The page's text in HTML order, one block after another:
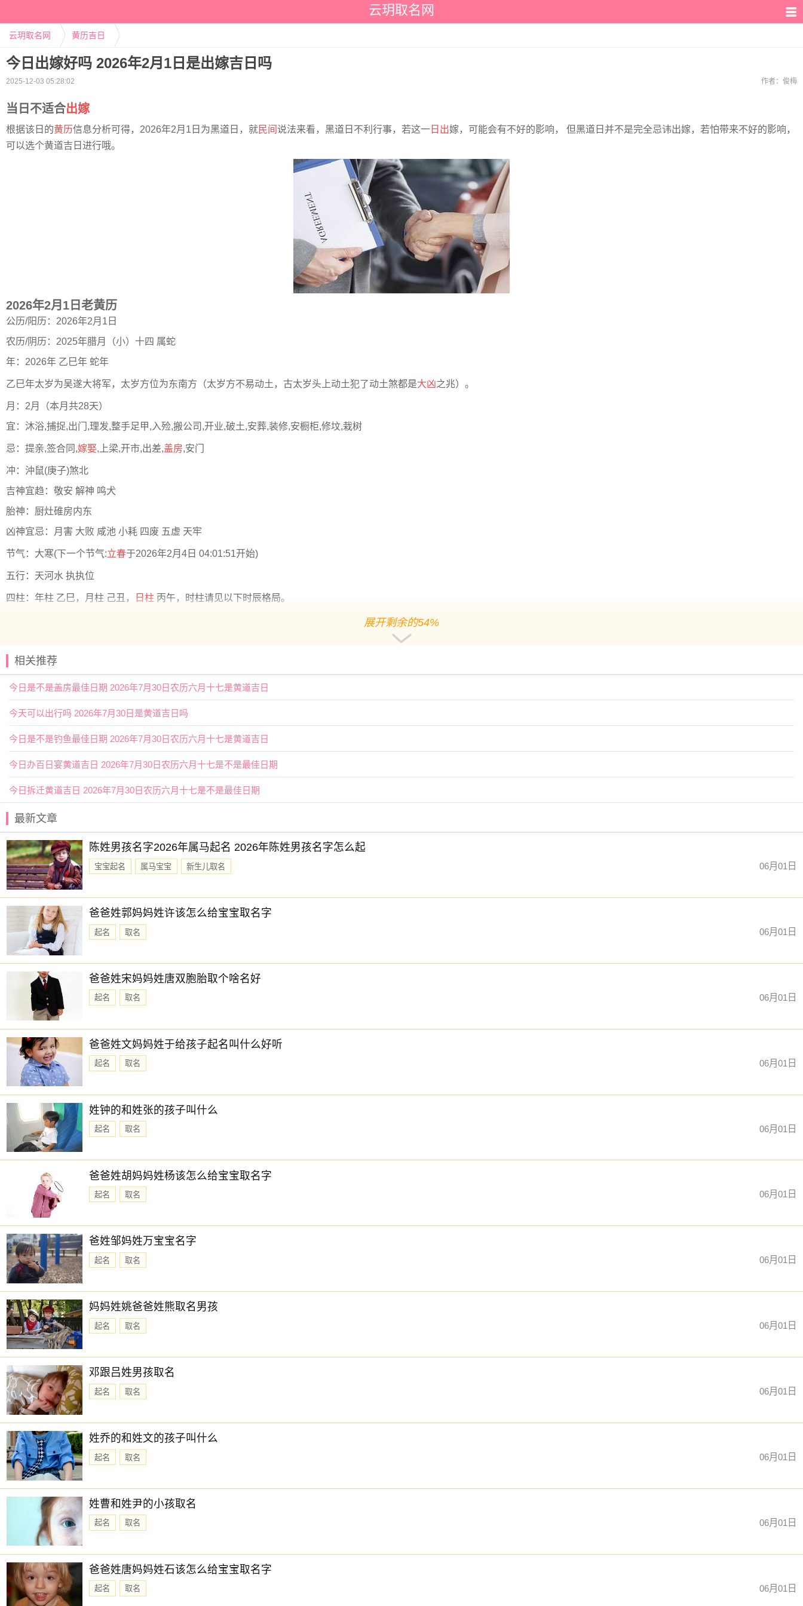
云玥取名网
云玥取名网 黄历吉日
今日出嫁好吗 2026年2月1日是出嫁吉日吗
2025-12-03 05:28:02 作者： 俊梅
当日不适合出嫁
根据该日的黄历信息分析可得，2026年2月1日为黑道日，就民间说法来看，黑道日不利行事，若这一 日出嫁，可能会有不好的影响， 但黑道日并不是完全忌讳出嫁，若怕带来不好的影响，
可以选个黄道吉日进行哦。
2026年2月1日老黄历
公历/阳历：2026年2月1日
农历/阴历：2025年腊月（小）十四 属蛇
年：2026年 乙巳年 蛇年
乙巳年太岁为吴遂大将军，太岁方位为东南方（太岁方不易动土，古太岁头上动土犯了动土煞都是大凶之兆）。
月：2月（本月共28天）
宜：沐浴,捕捉,出门,理发,整手足甲,入殓,搬公司,开业,破土,安葬,装修,安橱柜,修坟,栽树
忌：提亲,签合同,嫁娶,上梁,开市,出差,盖房,安门
冲：沖鼠(庚子)煞北
吉神宜趋：敬安 解神 鸣犬
胎神：厨灶碓房内东
凶神宜忌：月害 大败 咸池 小耗 四废 五虚 天牢
节气：大寒(下一个节气:立春于2026年2月4日 04:01:51开始)
五行：天河水 执执位
四柱：年柱 乙巳，月柱 己丑， 日柱 丙午，时柱请见以下时辰格局。
老黄历择日说明：今日为月忌日，请谨慎择今日；
今日干支为丙午，生肖属相为鼠、马、牛请谨慎择今日。
2026年2月1日时辰吉凶
0时-1时 戊子时：沖马 煞南 时沖戊午 天牢 三合 大进 水星
宜：祈福 求嗣 订婚 嫁娶 求财 开市 交易 安床
1时-3时 己丑时： 沖羊 煞东 时沖己未 元武 天乙 太阴
宜：祈福 求嗣 入宅 嫁娶 安葬
忌：赴任 出行 修造 动土
3时-5时 庚寅时： 沖猴 煞北 时沖庚申 天兵 福星 日禄 司命
宜：祭祀 祈福 酬神 订婚 嫁娶 出行 求财 入宅 安葬 赴任 作灶
忌：上樑 盖屋 入殓
5时-7时 辛卯时： 沖鸡 煞西 时沖辛酉 狗食 勾陈 帝旺 天赦
宜：求嗣 嫁娶 移徙 入宅 开市 交易 安葬
忌：祭祀 祈福 斋醮 酬神 赴任 出行 修造
宜：订婚 嫁娶 安床 移徙 入宅 修造 安葬
忌：赴任 出行 祈福 求嗣 乘船
9时-11时 癸巳时： 沖猪 煞东 时沖癸亥 大退 明堂 五合
宜：盖屋 移徙 作灶 安床 入宅 开市 祭祀 祈福 出行 订婚 嫁娶
忌：开光 修造 安葬
11时-13时 甲午时： 沖鼠 煞北 时沖甲子 不遇 天刑 地兵 贪狼
宜：求财 嫁娶 移徙 开市 安葬
忌：赴任 出行 修造 动土
13时-15时 乙未时： 沖牛 煞西 时沖乙丑 朱雀 天乙 右弼
宜：祈福 求嗣 出行 入宅 嫁娶 修造 安葬 赴任 见贵 求财
忌：朱雀须用 符制 否则 诸事不宜
15时-17时 丙申时： 沖虎 煞南 时沖丙寅 天贼 路空 三合 金匮
宜：求嗣 订婚 嫁娶 出行 求财 开市 交易 安床
忌：祭祀 祈福 斋醮 酬神
17时-19时 丁酉时： 沖兔 煞东 时沖丁卯 路空 六合 宝光 唐符
忌：祭祀 祈福 斋醮 开光 赴任 出行
19时-21时 戊戌时： 沖龙 煞北 时沖戊辰 日破
宜：
忌：日时相沖 诸事不宜
21时-23时 己亥时： 沖蛇 煞西 时沖己巳 长生 玉堂 六甲
宜：求嗣 嫁娶 移徙 入宅 开市 交易 修造 安葬
忌：
23时-24时 庚子时： 沖马 煞南 时沖庚午 天兵 禄贵 喜神
宜：祈福 求嗣 出行 求财 嫁娶 安葬
忌：上樑 盖屋 入殓
展开剩余的54%
相关推荐
今日是不是盖房最佳日期 2026年7月30日农历六月十七是黄道吉日
今天可以出行吗 2026年7月30日是黄道吉日吗
今日是不是钓鱼最佳日期 2026年7月30日农历六月十七是黄道吉日
今日办百日宴黄道吉日 2026年7月30日农历六月十七是不是最佳日期
今日拆迁黄道吉日 2026年7月30日农历六月十七是不是最佳日期
最新文章
陈姓男孩名字2026年属马起名 2026年陈姓男孩名字怎么起
宝宝起名 属马宝宝 新生儿取名 06月01日
爸爸姓郭妈妈姓许该怎么给宝宝取名字
起名 取名 06月01日
爸爸姓宋妈妈姓唐双胞胎取个啥名好
起名 取名 06月01日
爸爸姓文妈妈姓于给孩子起名叫什么好听
起名 取名 06月01日
姓钟的和姓张的孩子叫什么
起名 取名 06月01日
爸爸姓胡妈妈姓杨该怎么给宝宝取名字
起名 取名 06月01日
爸姓邹妈姓万宝宝名字
起名 取名 06月01日
妈妈姓姚爸爸姓熊取名男孩
起名 取名 06月01日
邓跟吕姓男孩取名
起名 取名 06月01日
姓乔的和姓文的孩子叫什么
起名 取名 06月01日
姓曹和姓尹的小孩取名
起名 取名 06月01日
爸爸姓唐妈妈姓石该怎么给宝宝取名字
起名 取名 06月01日